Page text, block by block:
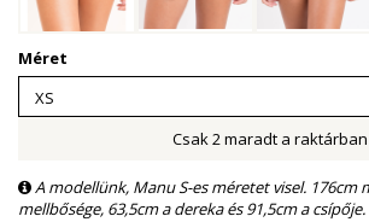
Méret
Csak 2 maradt a raktárban
A modellünk, Manu S-es méretet visel. 176cm
mellbősége, 63,5cm a dereka és 91,5cm a csípője.